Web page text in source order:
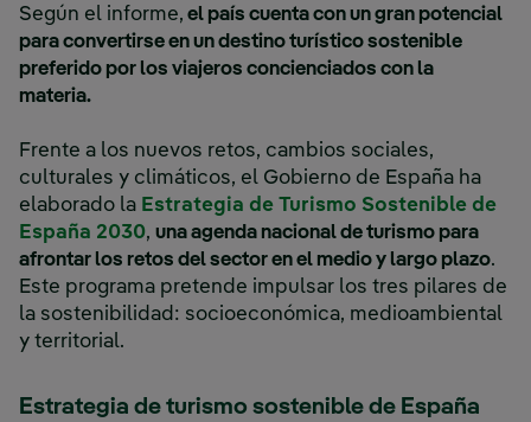
Según el informe, el país cuenta con un gran potencial
para convertirse en un destino turístico sostenible
preferido por los viajeros concienciados con la
materia.
Frente a los nuevos retos, cambios sociales,
culturales y climáticos, el Gobierno de España ha
elaborado la Estrategia de Turismo Sostenible de
España 2030, una agenda nacional de turismo para
afrontar los retos del sector en el medio y largo plazo.
Este programa pretende impulsar los tres pilares de
la sostenibilidad: socioeconómica, medioambiental
y territorial.
Estrategia de turismo sostenible de España